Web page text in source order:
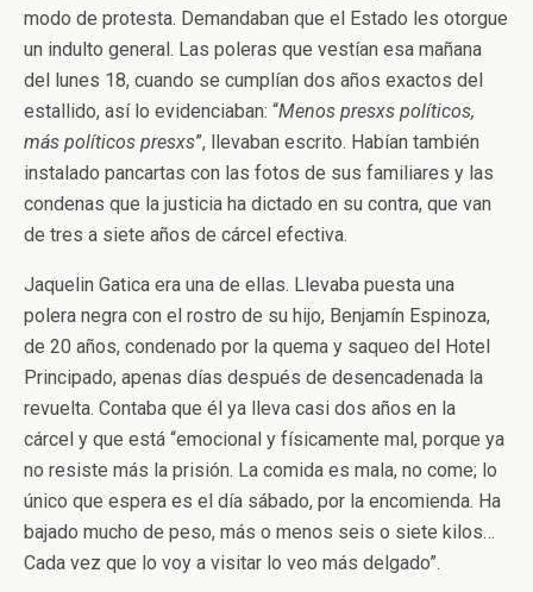
modo de protesta. Demandaban que el Estado les otorgue
un indulto general. Las poleras que vestían esa mañana
del lunes 18, cuando se cumplían dos años exactos del
estallido, así lo evidenciaban: “Menos presxs políticos,
más políticos presxs”, llevaban escrito. Habían también
instalado pancartas con las fotos de sus familiares y las
condenas que la justicia ha dictado en su contra, que van
de tres a siete años de cárcel efectiva.
Jaquelin Gatica era una de ellas. Llevaba puesta una
polera negra con el rostro de su hijo, Benjamín Espinoza,
de 20 años, condenado por la quema y saqueo del Hotel
Principado, apenas días después de desencadenada la
revuelta. Contaba que él ya lleva casi dos años en la
cárcel y que está “emocional y físicamente mal, porque ya
no resiste más la prisión. La comida es mala, no come; lo
único que espera es el día sábado, por la encomienda. Ha
bajado mucho de peso, más o menos seis o siete kilos…
Cada vez que lo voy a visitar lo veo más delgado”.